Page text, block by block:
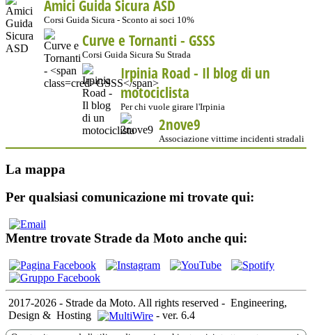
Amici Guida Sicura ASD
Corsi Guida Sicura - Sconto ai soci 10%
Curve e Tornanti - GSSS
Corsi Guida Sicura Su Strada
Irpinia Road - Il blog di un
motociclista
Per chi vuole girare l'Irpinia
2nove9
Associazione vittime incidenti stradali
La mappa
Per qualsiasi comunicazione mi trovate qui:
Mentre trovate Strade da Moto anche qui:
2017-2026 - Strade da Moto. All rights reserved - Engineering,
Design & Hosting - ver. 6.4